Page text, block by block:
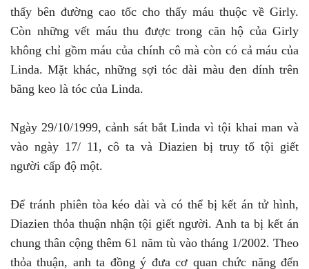
thấy bên đường cao tốc cho thấy máu thuộc về Girly.
Còn những vết máu thu được trong căn hộ của Girly
không chỉ gồm máu của chính cô mà còn có cả máu của
Linda. Mặt khác, những sợi tóc dài màu đen dính trên
băng keo là tóc của Linda.
Ngày 29/10/1999, cảnh sát bắt Linda vì tội khai man và
vào ngày 17/ 11, cô ta và Diazien bị truy tố tội giết
người cấp độ một.
Để tránh phiên tòa kéo dài và có thể bị kết án tử hình,
Diazien thỏa thuận nhận tội giết người. Anh ta bị kết án
chung thân cộng thêm 61 năm tù vào tháng 1/2002. Theo
thỏa thuận, anh ta đồng ý đưa cơ quan chức năng đến